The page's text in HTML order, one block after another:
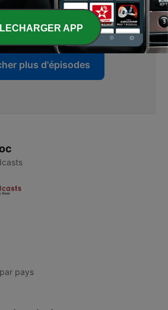
الإعلام في ظل الأزمات.
plus d'épisodes
pays
APP